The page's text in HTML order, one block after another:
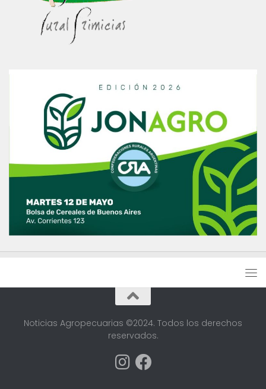
Noticias Agropecuarias ©2024. Todos los derechos
reservados.